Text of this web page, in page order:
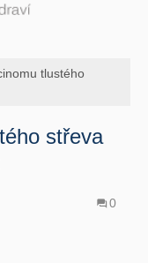
tlustého
střeva
0